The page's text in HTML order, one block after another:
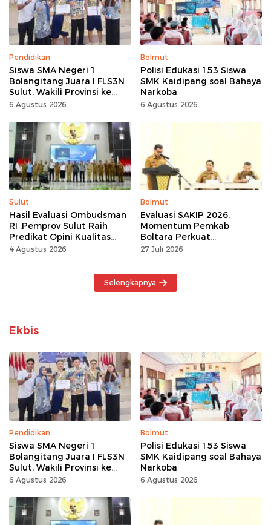
Pendidikan
Siswa SMA Negeri 1
Bolangitang Juara I FLS3N
Sulut, Wakili Provinsi ke
Tingkat Nasional
6 Agustus 2026
Bolmut
Polisi Edukasi 153 Siswa
SMK Kaidipang soal Bahaya
Narkoba
6 Agustus 2026
Sulut
Hasil Evaluasi Ombudsman
RI ,Pemprov Sulut Raih
Predikat Opini Kualitas
Tinggi Tanpa
4 Agustus 2026
Bolmut
Evaluasi SAKIP 2026,
Momentum Pemkab
Boltara Perkuat
Akuntabilitas dan Kinerja
27 Juli 2026
Selengkapnya
Ekbis
Pendidikan
Siswa SMA Negeri 1
Bolangitang Juara I FLS3N
Sulut, Wakili Provinsi ke
Tingkat Nasional
6 Agustus 2026
Bolmut
Polisi Edukasi 153 Siswa
SMK Kaidipang soal Bahaya
Narkoba
6 Agustus 2026